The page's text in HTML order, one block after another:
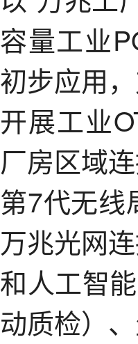
容量工业
初步应用
开展工业
厂房区域
第7代无线
万兆光网
和人工智
动质检）